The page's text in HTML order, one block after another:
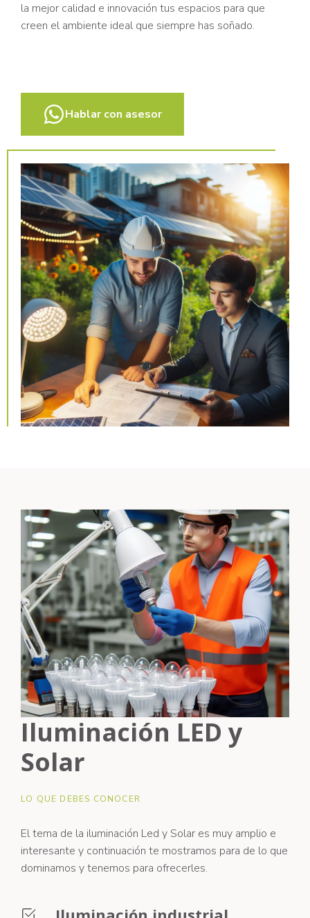
la mejor calidad e innovación tus espacios para que
creen el ambiente ideal que siempre has soñado.
Hablar con asesor
Iluminación LED y
Solar
LO QUE DEBES CONOCER
El tema de la iluminación Led y Solar es muy amplio e
interesante y continuación te mostramos para de lo que
dominamos y tenemos para ofrecerles.